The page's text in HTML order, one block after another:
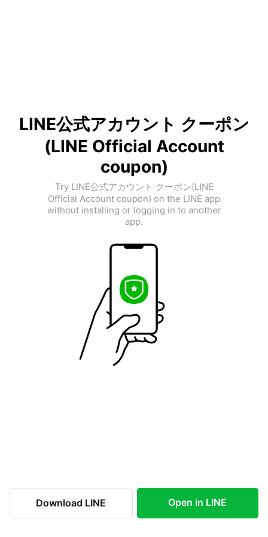
LINE公式アカウント クーポン
(LINE Official Account
coupon)
Try LINE公式アカウント クーポン(LINE
Official Account coupon) on the LINE app
without installing or logging in to another
app.
Download LINE Open in LINE